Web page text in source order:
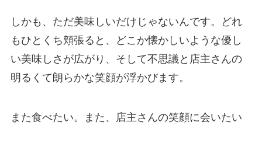
しかも、ただ美味しいだけじゃないんです。どれ
もひとくち頬張ると、どこか懐かしいような優し
い美味しさが広がり、そして不思議と店主さんの
明るくて朗らかな笑顔が浮かびます。
また食べたい。また、店主さんの笑顔に会いたい